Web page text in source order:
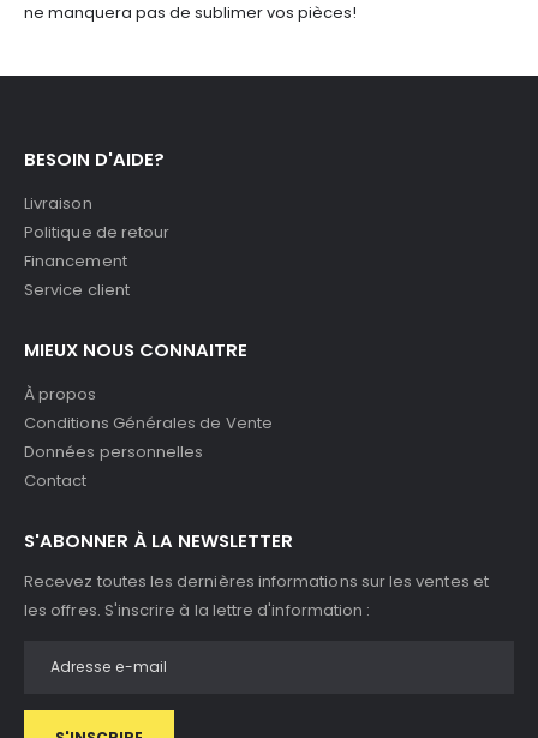
ne manquera pas de sublimer vos pièces!
BESOIN D'AIDE?
Livraison
Politique de retour
Financement
Service client
MIEUX NOUS CONNAITRE
À propos
Conditions Générales de Vente
Données personnelles
Contact
S'ABONNER À LA NEWSLETTER
Recevez toutes les dernières informations sur les ventes et
les offres. S'inscrire à la lettre d'information :